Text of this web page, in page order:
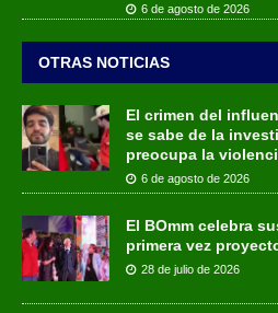
6 de agosto de 2026
OTRAS NOTICIAS
El crimen del
se sabe de la
preocupa la
6 de agosto de 2026
El BOmm celebra
primera vez
28 de julio de 2026